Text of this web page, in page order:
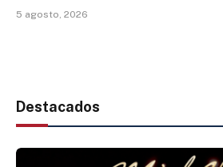
5 agosto, 2026
Destacados